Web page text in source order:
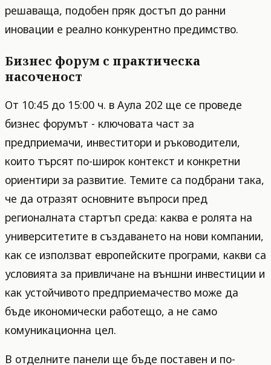
решаваща, подобен пряк достъп до ранни
иновации е реално конкурентно предимство.
Бизнес форум с практическа
насоченост
От 10:45 до 15:00 ч. в Аула 202 ще се проведе
бизнес форумът - ключовата част за
предприемачи, инвеститори и ръководители,
които търсят по-широк контекст и конкретни
ориентири за развитие. Темите са подбрани така,
че да отразят основните въпроси пред
регионалната стартъп среда: каква е ролята на
университетите в създаването на нови компании,
как се използват европейските програми, какви са
условията за привличане на външни инвестиции и
как устойчивото предприемачество може да
бъде икономически работещо, а не само
комуникационна цел.
В отделните панели ще бъде поставен и по-